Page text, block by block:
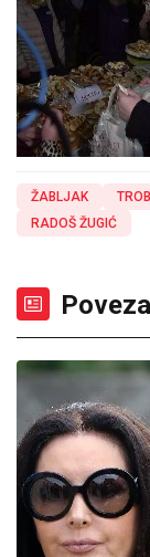
ŽABLJAK
RADOŠ ŽUGIĆ